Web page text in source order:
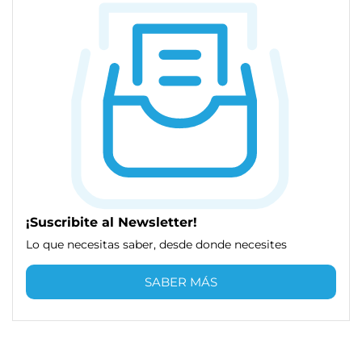
¡Suscribite al Newsletter!
Lo que necesitas saber, desde donde necesites
SABER MÁS